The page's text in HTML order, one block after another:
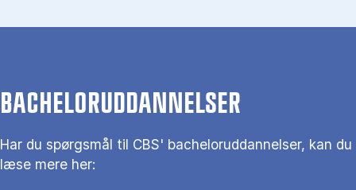
BACHELORUDDANNELSER
Har du spørgsmål til CBS' bacheloruddannelser, kan du
læse mere her: